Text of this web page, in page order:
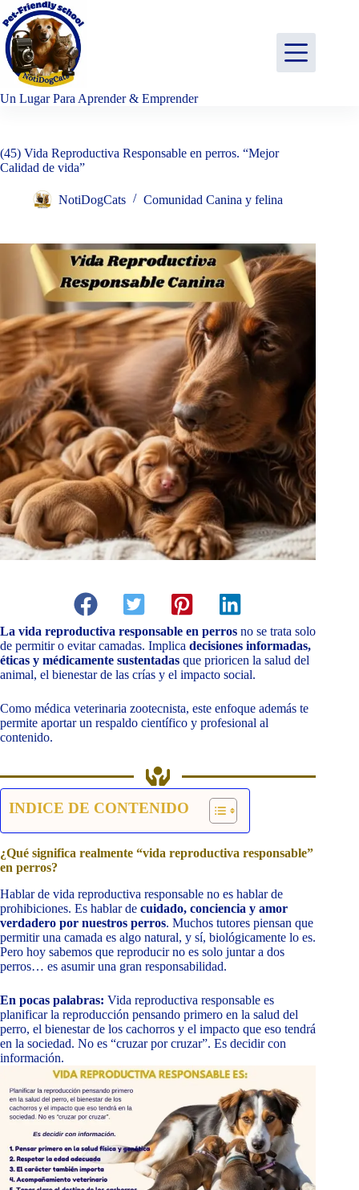
Saltar
al
contenido
Un Lugar Para Aprender & Emprender
(45) Vida Reproductiva Responsable en perros. “Mejor
Calidad de vida”
NotiDogCats Comunidad Canina y felina
La vida reproductiva responsable en perros no se trata solo
de permitir o evitar camadas. Implica decisiones informadas,
éticas y médicamente sustentadas que prioricen la salud del
animal, el bienestar de las crías y el impacto social.
Como médica veterinaria zootecnista, este enfoque además te
permite aportar un respaldo científico y profesional al
contenido.
INDICE DE CONTENIDO
¿Qué significa realmente “vida reproductiva responsable”
en perros?
Hablar de vida reproductiva responsable no es hablar de
prohibiciones. Es hablar de cuidado, conciencia y amor
verdadero por nuestros perros. Muchos tutores piensan que
permitir una camada es algo natural, y sí, biológicamente lo es.
Pero hoy sabemos que reproducir no es solo juntar a dos
perros… es asumir una gran responsabilidad.
En pocas palabras: Vida reproductiva responsable es
planificar la reproducción pensando primero en la salud del
perro, el bienestar de los cachorros y el impacto que eso tendrá
en la sociedad. No es “cruzar por cruzar”. Es decidir con
información.